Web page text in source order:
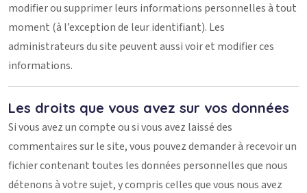
modifier ou supprimer leurs informations personnelles à tout
moment (à l’exception de leur identifiant). Les
administrateurs du site peuvent aussi voir et modifier ces
informations.
Les droits que vous avez sur vos données
Si vous avez un compte ou si vous avez laissé des
commentaires sur le site, vous pouvez demander à recevoir un
fichier contenant toutes les données personnelles que nous
détenons à votre sujet, y compris celles que vous nous avez